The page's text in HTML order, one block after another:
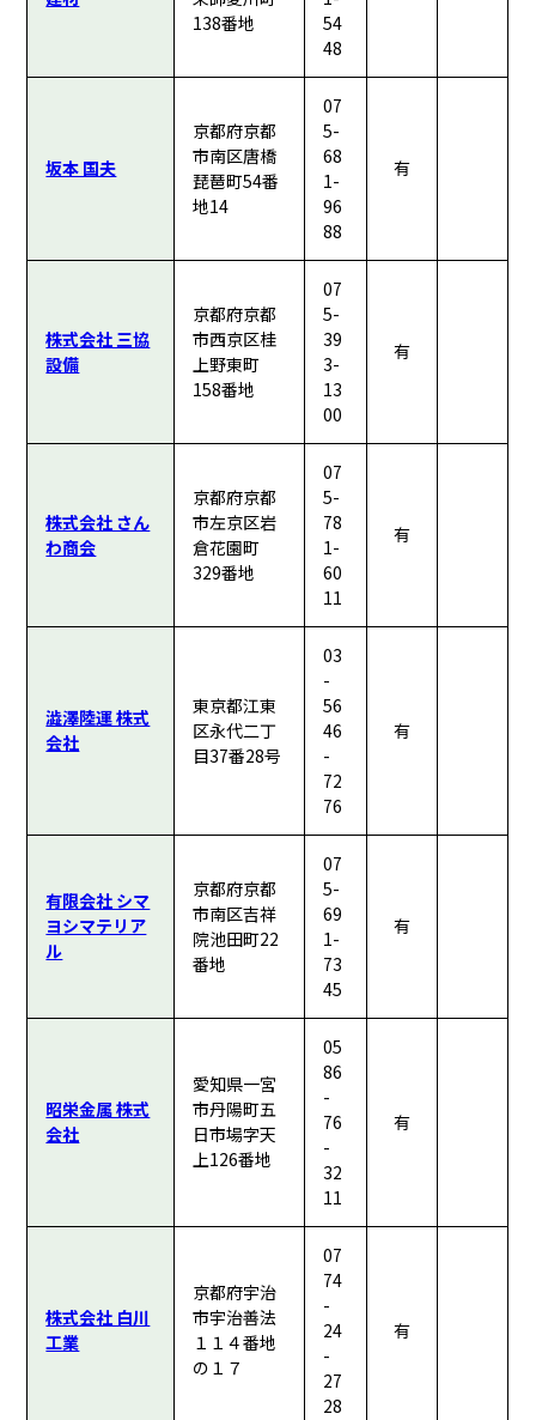
138番地
54
48
坂本 国夫
京都府京都
市南区唐橋
琵琶町54番
地14
07
5-
68
1-
96
88
有
株式会社 三協
設備
京都府京都
市西京区桂
上野東町
158番地
07
5-
39
3-
13
00
有
株式会社 さん
わ商会
京都府京都
市左京区岩
倉花園町
329番地
07
5-
78
1-
60
11
有
澁澤陸運 株式
会社
東京都江東
区永代二丁
目37番28号
03
-
56
46
-
72
76
有
有限会社 シマ
ヨシマテリア
ル
京都府京都
市南区吉祥
院池田町22
番地
07
5-
69
1-
73
45
有
昭栄金属 株式
会社
愛知県一宮
市丹陽町五
日市場字天
上126番地
05
86
-
76
-
32
11
有
株式会社 白川
工業
京都府宇治
市宇治善法
１１４番地
の１７
07
74
-
24
-
27
28
有